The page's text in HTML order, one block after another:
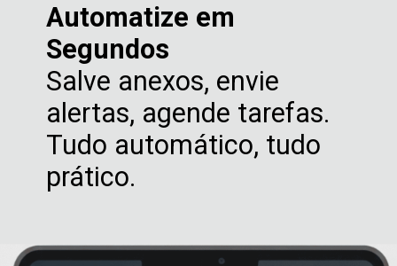
Automatize em
Segundos
Salve anexos, envie
alertas, agende tarefas.
Tudo automático, tudo
prático.